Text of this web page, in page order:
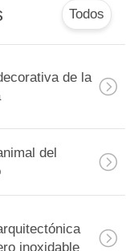
Todos
de la
del
inoxidable